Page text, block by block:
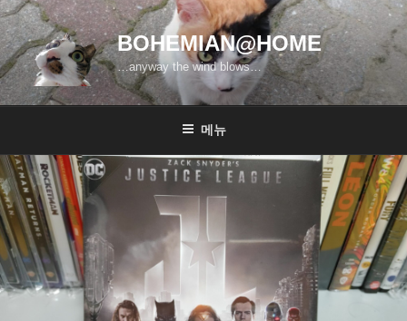
콘
텐
츠
로
바
기
BOHEMIAN@HOME
…anyway the wind blows…
메뉴